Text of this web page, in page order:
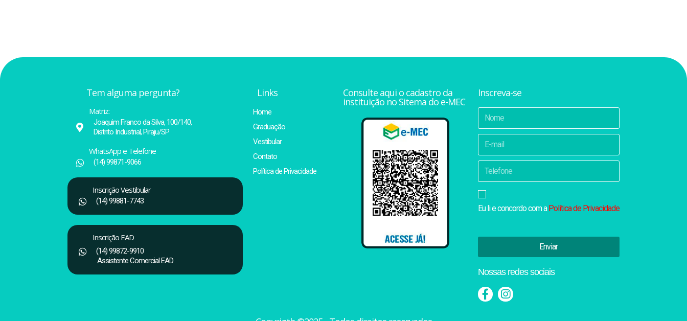
Tem alguma pergunta?
Matriz:
Joaquim Franco da Silva, 100/140,
Distrito Industrial, Piraju/SP
WhatsApp e Telefone
(14) 99871-9066
Inscrição Vestibular
(14) 99881-7743
Inscrição EAD
(14) 99872-9910
Assistente Comercial EAD
Links
Home
Graduação
Vestibular
Contato
Política de Privacidade
Consulte aqui o cadastro da
instituição no Sitema do e-MEC
Inscreva-se
Eu li e concordo com aPolítica de Privacidade
Enviar
Nossas redes sociais